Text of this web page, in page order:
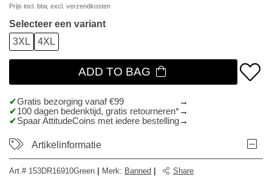
Prijs incl. btw, excl. verzendkosten
Selecteer een variant
3XL
4XL
ADD TO BAG
Gratis bezorging vanaf €99
100 dagen bedenktijd, gratis retourneren*
Spaar AttitudeCoins met iedere bestelling
Artikelinformatie
Art.# 153DR16910Green Merk: Banned Share